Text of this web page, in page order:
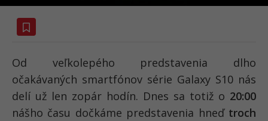
Od veľkolepého predstavenia dlho
očakávaných smartfónov série Galaxy S10 nás
delí už len zopár hodín. Dnes sa totiž o 20:00
nášho času dočkáme predstavenia hneď troch